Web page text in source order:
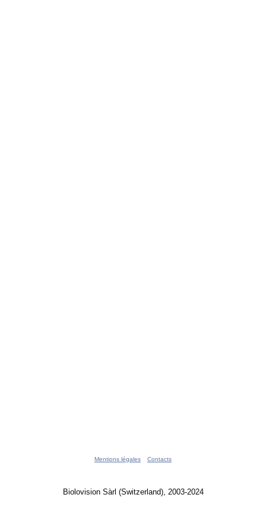
Mentions légales Contacts
Biolovision Sàrl (Switzerland), 2003-2024